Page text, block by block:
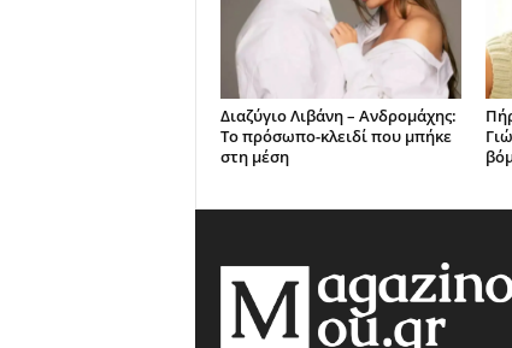
Διαζύγιο Λιβάνη – Ανδρομάχης:
Το πρόσωπο-κλειδί που μπήκε
στη μέση